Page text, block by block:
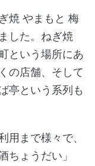
焼 やまもと 梅
した。ねぎ焼
という場所にあ
の店舗、そして
亭という系列も
用まで様々で、
ちょうだい」